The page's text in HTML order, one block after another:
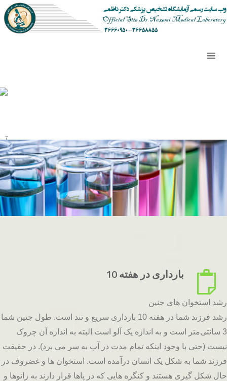
بارداری در هفته 10
رشد استخوان های جنین
رشد فرزند شما در هفته 10 بارداری سریع و تند است. طول جنین شما
3 سانتی‌متر است و به اندازه یک آلو است البته به اندازه آن چروک
نیست (حتی با وجود اینکه تمام مدت در آب به سر می برد). در حقیقت
فرزند شما به شکل یک انسان درآمده است. استخوان ها و غضروف در
حال شکل گیری هستند و کنگره هایی که در پاها قرار دارند به زانوها و